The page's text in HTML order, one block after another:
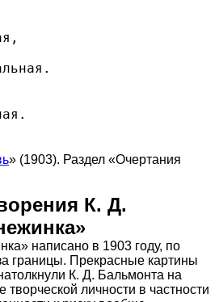
» (1903). Раздел «Очертания
К. Д.
написано в 1903 году, по
границы. Прекрасные картины
К. Д. Бальмонта на
личности в частности